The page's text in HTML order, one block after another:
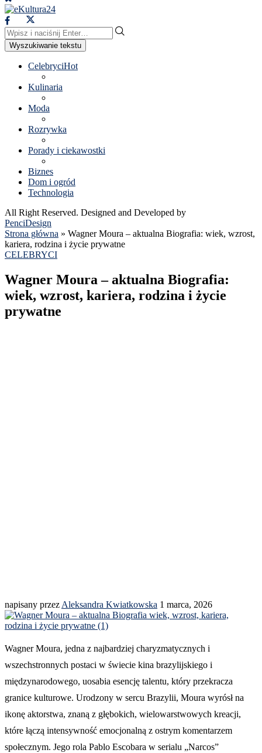
Wyszukiwanie tekstu
CelebryciHot
Kulinaria
Moda
Rozrywka
Porady i ciekawostki
Biznes
Dom i ogród
Technologia
All Right Reserved. Designed and Developed by
PenciDesign
Strona główna » Wagner Moura – aktualna Biografia: wiek, wzrost,
kariera, rodzina i życie prywatne
CELEBRYCI
Wagner Moura – aktualna Biografia:
wiek, wzrost, kariera, rodzina i życie
prywatne
napisany przez Aleksandra Kwiatkowska 1 marca, 2026
Wagner Moura, jedna z najbardziej charyzmatycznych i
wszechstronnych postaci w świecie kina brazylijskiego i
międzynarodowego, uosabia esencję talentu, który przekracza
granice kulturowe. Urodzony w sercu Brazylii, Moura wyrósł na
ikonę aktorstwa, znaną z głębokich, wielowarstwowych kreacji,
które łączą intensywność emocjonalną z ostrym komentarzem
społecznym. Jego rola Pablo Escobara w serialu „Narcos”